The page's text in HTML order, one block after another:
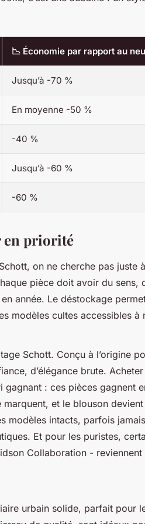
📉 Économie par rapport au
Jusqu’à -70 %
En moyenne -50 %
-40 %
Jusqu’à -60 %
-60 %
en priorité
on ne cherche pas juste
pièce doit avoir du sens,
année. Le déstockage
modèles cultes accessibles à
Schott. Conçu à l’origine
d’élégance brute.
gagnant : ces pièces gagnent
et le blouson
modèles intacts, parfois
Et pour les puristes,
Collaboration -
urbain solide, parfait pour